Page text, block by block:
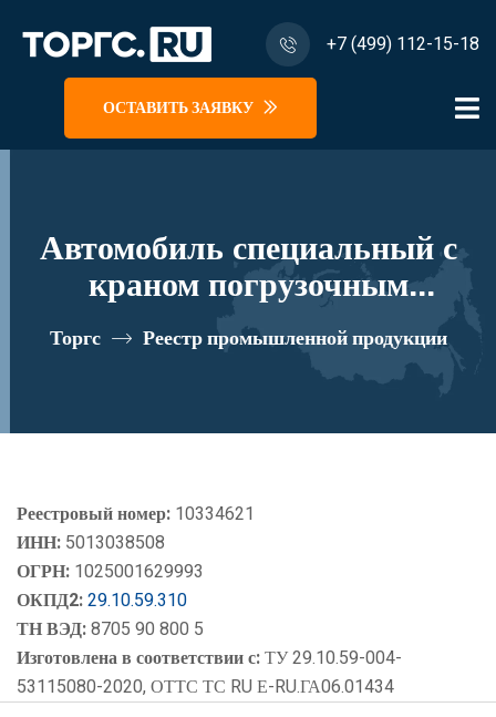
+7 (499) 112-15-18
ОСТАВИТЬ ЗАЯВКУ
Автомобиль специальный с
краном погрузочным
гидравлическим типа КМА на
базе УРАЛ 4320 и его
реестровый номер 10334621
Торгс Реестр промышленной продукции
Реестровый номер: 10334621
ИНН: 5013038508
ОГРН: 1025001629993
ОКПД2:29.10.59.310
ТН ВЭД:8705 90 800 5
Изготовлена в соответствии с:ТУ 29.10.59-004-
53115080-2020, ОТТС ТС RU Е-RU.ГА06.01434